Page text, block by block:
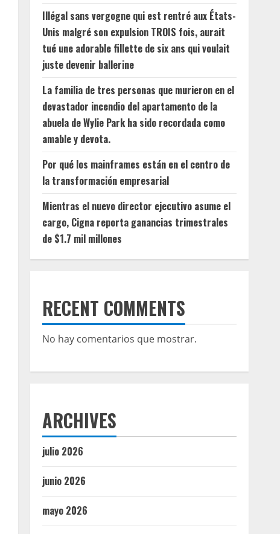
Illégal sans vergogne qui est rentré aux États-
Unis malgré son expulsion TROIS fois, aurait
tué une adorable fillette de six ans qui voulait
juste devenir ballerine
La familia de tres personas que murieron en el
devastador incendio del apartamento de la
abuela de Wylie Park ha sido recordada como
amable y devota.
Por qué los mainframes están en el centro de
la transformación empresarial
Mientras el nuevo director ejecutivo asume el
cargo, Cigna reporta ganancias trimestrales
de $1.7 mil millones
RECENT COMMENTS
No hay comentarios que mostrar.
ARCHIVES
julio 2026
junio 2026
mayo 2026